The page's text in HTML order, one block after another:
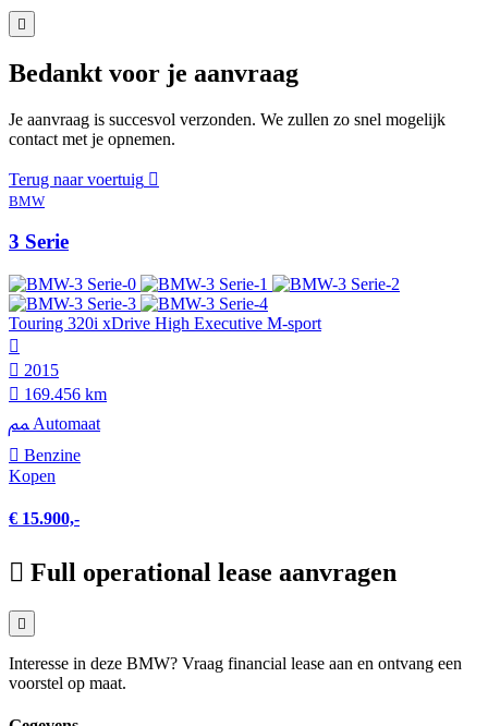
Bedankt voor je aanvraag
Je aanvraag is succesvol verzonden. We zullen zo snel mogelijk
contact met je opnemen.
Terug naar voertuig
BMW
3 Serie
Touring 320i xDrive High Executive M-sport
2015
169.456 km
Automaat
Benzine
Kopen
€ 15.900,-
Full operational lease aanvragen
Interesse in deze BMW? Vraag financial lease aan en ontvang een
voorstel op maat.